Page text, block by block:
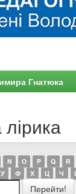
Гнатюка
N O P Q R
У Ф Х Ц Ч